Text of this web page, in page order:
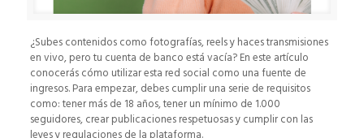
¿Subes contenidos como fotografías, reels y haces transmisiones
en vivo, pero tu cuenta de banco está vacía? En este artículo
conocerás cómo utilizar esta red social como una fuente de
ingresos. Para empezar, debes cumplir una serie de requisitos
como: tener más de 18 años, tener un mínimo de 1.000
seguidores, crear publicaciones respetuosas y cumplir con las